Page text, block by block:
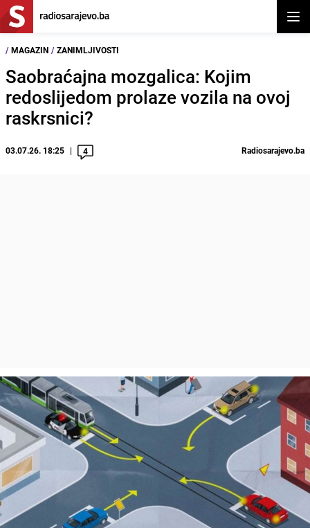
/ MAGAZIN / ZANIMLJIVOSTI
Saobraćajna mozgalica: Kojim
redoslijedom prolaze vozila na ovoj
raskrsnici?
03.07.26. 18:25 4 Radiosarajevo.ba